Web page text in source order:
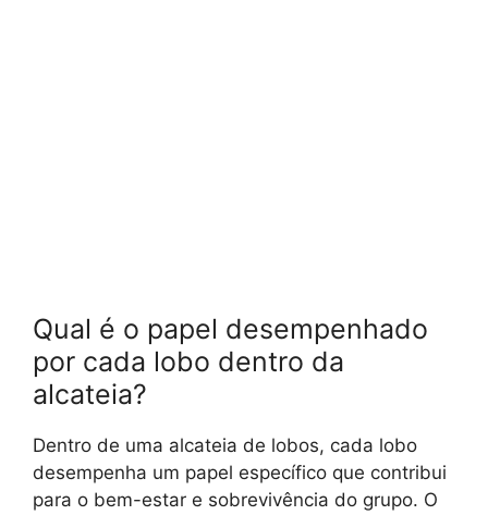
Qual é o papel desempenhado
por cada lobo dentro da
alcateia?
Dentro de uma alcateia de lobos, cada lobo
desempenha um papel específico que contribui
para o bem-estar e sobrevivência do grupo. O